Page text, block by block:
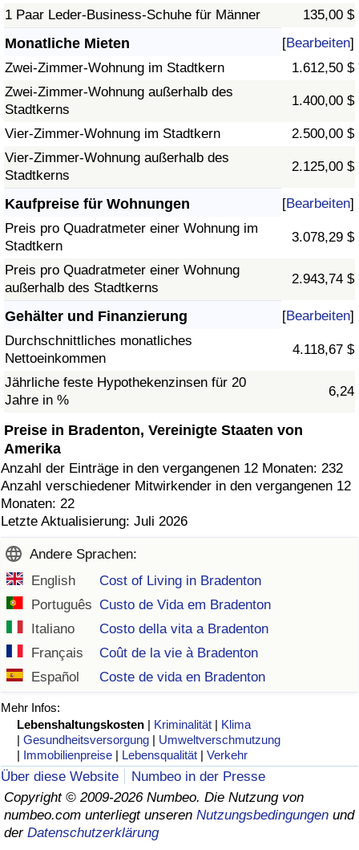
1 Paar Leder-Business-Schuhe für Männer 135,00 $
Monatliche Mieten [Bearbeiten]
Zwei-Zimmer-Wohnung im Stadtkern
1.612,50 $
Zwei-Zimmer-Wohnung außerhalb des
Stadtkerns
1.400,00 $
Vier-Zimmer-Wohnung im Stadtkern
2.500,00 $
Vier-Zimmer-Wohnung außerhalb des
Stadtkerns
2.125,00 $
Kaufpreise für Wohnungen [Bearbeiten]
Preis pro Quadratmeter einer Wohnung im
Stadtkern
3.078,29 $
Preis pro Quadratmeter einer Wohnung
außerhalb des Stadtkerns
2.943,74 $
Gehälter und Finanzierung [Bearbeiten]
Durchschnittliches monatliches
Nettoeinkommen
4.118,67 $
Jährliche feste Hypothekenzinsen für 20
Jahre in %
6,24
Preise in Bradenton, Vereinigte Staaten von
Amerika
Anzahl der Einträge in den vergangenen 12 Monaten: 232
Anzahl verschiedener Mitwirkender in den vergangenen 12
Monaten: 22
Letzte Aktualisierung: Juli 2026
Andere Sprachen:
English
Cost of Living in Bradenton
Português Custo de Vida em Bradenton
Italiano
Costo della vita a Bradenton
Français
Coût de la vie à Bradenton
Español
Coste de vida en Bradenton
Mehr Infos:
Lebenshaltungskosten | Kriminalität | Klima
|Gesundheitsversorgung | Umweltverschmutzung
| Immobilienpreise | Lebensqualität |Verkehr
Über diese Website
Numbeo in der Presse
Copyright © 2009-2026 Numbeo. Die Nutzung von
numbeo.com unterliegt unseren Nutzungsbedingungen und
der Datenschutzerklärung